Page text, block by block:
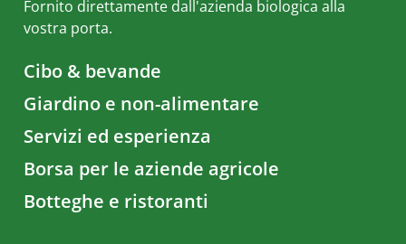
Fornito direttamente dall'azienda biologica alla
vostra porta.
Cibo & bevande
Giardino e non-alimentare
Servizi ed esperienza
Borsa per le aziende agricole
Botteghe e ristoranti